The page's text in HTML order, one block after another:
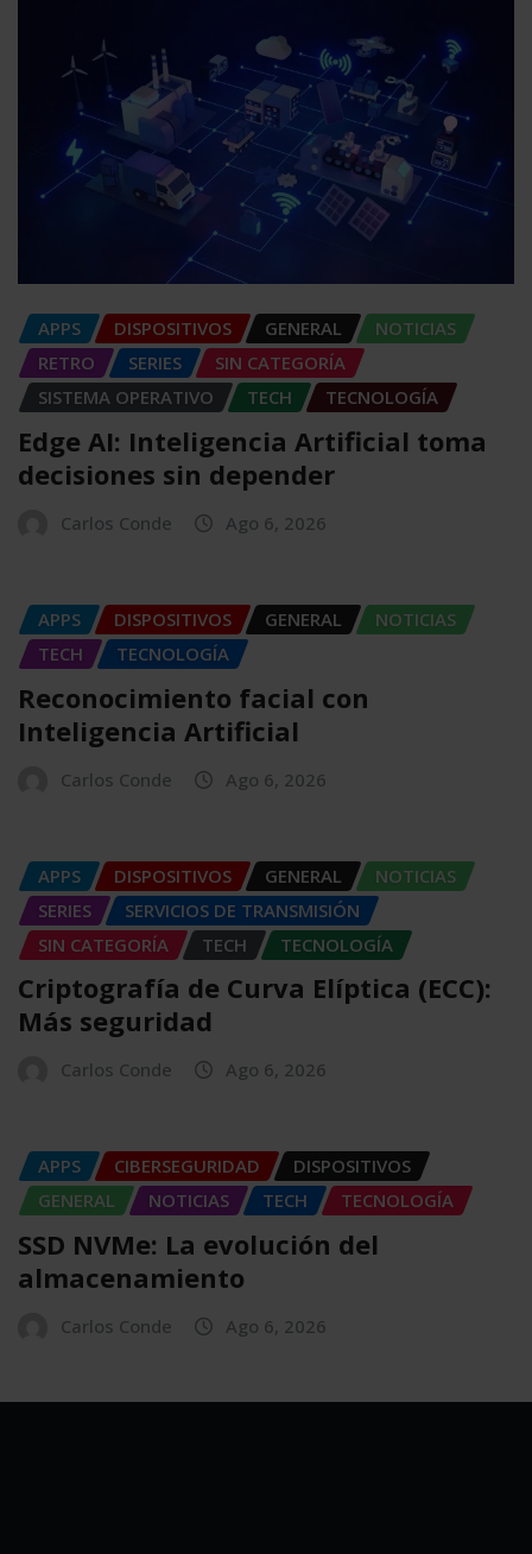
APPS DISPOSITIVOS GENERAL
NOTICIAS
RETRO
SERIES
SIN CATEGORÍA
SISTEMA OPERATIVO
TECH TECNOLOGÍA
Edge AI: Inteligencia Artificial toma
decisiones sin depender
Carlos Conde Ago 6, 2026
APPS DISPOSITIVOS GENERAL
NOTICIAS
TECH
TECNOLOGÍA
Reconocimiento facial con
Inteligencia Artificial
Carlos Conde Ago 6, 2026
APPS DISPOSITIVOS GENERAL
NOTICIAS
SERIES
SERVICIOS DE TRANSMISIÓN
SIN CATEGORÍA
TECH TECNOLOGÍA
Criptografía de Curva Elíptica (ECC):
Más seguridad
Carlos Conde Ago 6, 2026
APPS CIBERSEGURIDAD
DISPOSITIVOS
GENERAL
NOTICIAS TECH TECNOLOGÍA
SSD NVMe: La evolución del
almacenamiento
Carlos Conde Ago 6, 2026